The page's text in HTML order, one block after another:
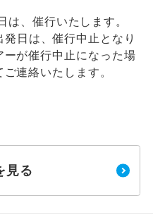
は、催行いたします。
日は、催行中止となり
ーが催行中止になった場
連絡いたします。
見る